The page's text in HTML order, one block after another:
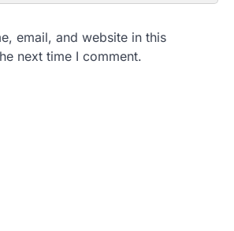
email, and website in this
next time I comment.